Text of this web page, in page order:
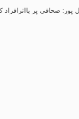
پر بااثرافراد کا